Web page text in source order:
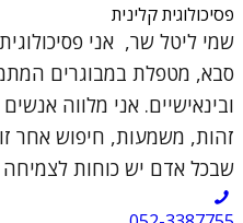
פסיכולוגית קלינית
שמי ליטל שר, אני
סבא, מטפלת במבוגרים
ובינאישיים. אני מלווה
זהות, משמעות, חיפוש אחר
שבכל אדם יש כוחות לצמיחה